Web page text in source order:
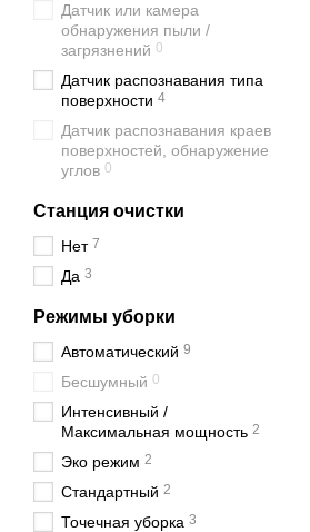
Датчик или камера
обнаружения пыли /
загрязнений 0
Датчик распознавания типа
поверхности 4
Датчик распознавания краев
поверхностей, обнаружение
углов 0
Станция очистки
Нет 7
Да 3
Режимы уборки
Автоматический 9
Бесшумный 0
Интенсивный /
Максимальная мощность 2
Эко режим 2
Стандартный 2
Точечная уборка 3